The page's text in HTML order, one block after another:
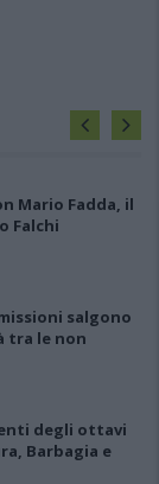
Mario Fadda, il
Falchi
salgono
tra le non
degli ottavi
Barbagia e